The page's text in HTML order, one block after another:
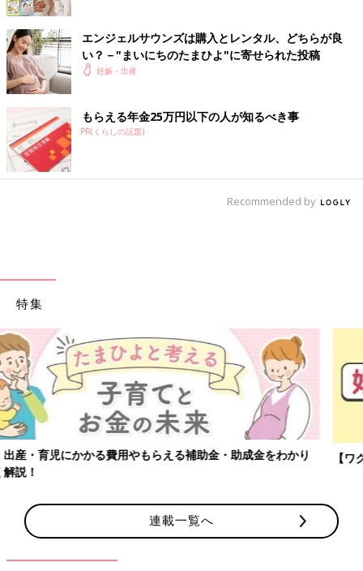
エンジェルサウンズは購入とレンタル、どちらが良
い？－"まいにちのたまひよ"に寄せられた投稿
妊娠・出産
もらえる年金25万円以下の人が知るべき事
PR(くらしの話題)
Recommended by
特集
【ワクチン接種できるものも】妊婦の感染症対策、知っておいて！
連載一覧へ